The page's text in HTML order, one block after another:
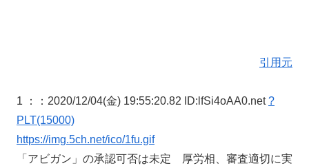
引用元
1 ： ：2020/12/04(金) 19:55:20.82 ID:lfSi4oAA0.net?
PLT(15000)
https://img.5ch.net/ico/1fu.gif
「アビガン」の承認可否は未定 厚労相、審査適切に実